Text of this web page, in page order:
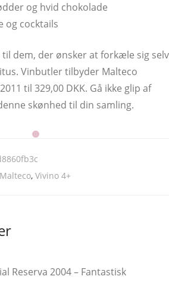
og hvid chokolade
og cocktails
dem, der ønsker at forkæle sig selv
Vinbutler tilbyder Malteco
til 329,00 DKK. Gå ikke glip af
skønhed til din samling.
Malteco, Vivino 4+
Reserva 2004 – Fantastisk